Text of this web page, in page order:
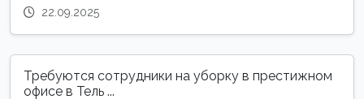
22.09.2025
Требуются сотрудники на уборку в престижном
офисе в Тель ...